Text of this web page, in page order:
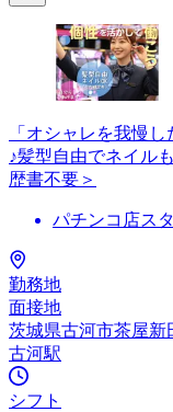
「オシャレを我慢
♪髪型自由でネイル
歴書不要＞
パチンコ店ス
勤務地
面接地
茨城県古河市茶屋新
古河駅
シフト